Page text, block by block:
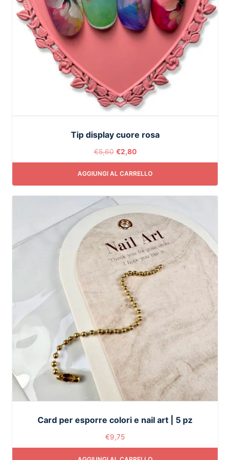
Tip display cuore rosa
€5,60 €2,80
AGGIUNGI AL CARRELLO
Card per esporre colori e nail art | 5 pz
€9,75